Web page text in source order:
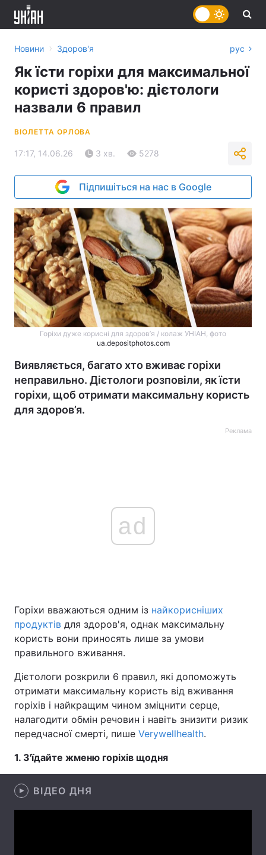
Україна Політика
Економіка Світ
Техно і зв'язок Лайт
Інциденти
Здоров'я Туризм
Екологія
Новини › Здоров'я рус
Як їсти горіхи для максимальної
користі здоров'ю: дієтологи
назвали 6 правил
ВІОЛЕТТА ОРЛОВА
17:17, 14.06.26 3 хв. 5278
Підпишіться на нас в Google
Горіхи дуже корисні для здоров’я / колаж УНІАН, фото
ua.depositphotos.com
Виявляється, багато хто вживає горіхи
неправильно. Дієтологи розповіли, як їсти
горіхи, щоб отримати максимальну користь
для здоров’я.
Реклама
ad
Горіхи вважаються одним із найкорисніших
продуктів для здоров'я, однак максимальну
користь вони приносять лише за умови
правильного вживання.
Дієтологи розкрили 6 правил, які допоможуть
отримати максимальну користь від вживання
горіхів і найкращим чином зміцнити серце,
налагодити обмін речовин і навіть знизити ризик
передчасної смерті, пише Verywellhealth.
1. З'їдайте жменю горіхів щодня
ВІДЕО ДНЯ